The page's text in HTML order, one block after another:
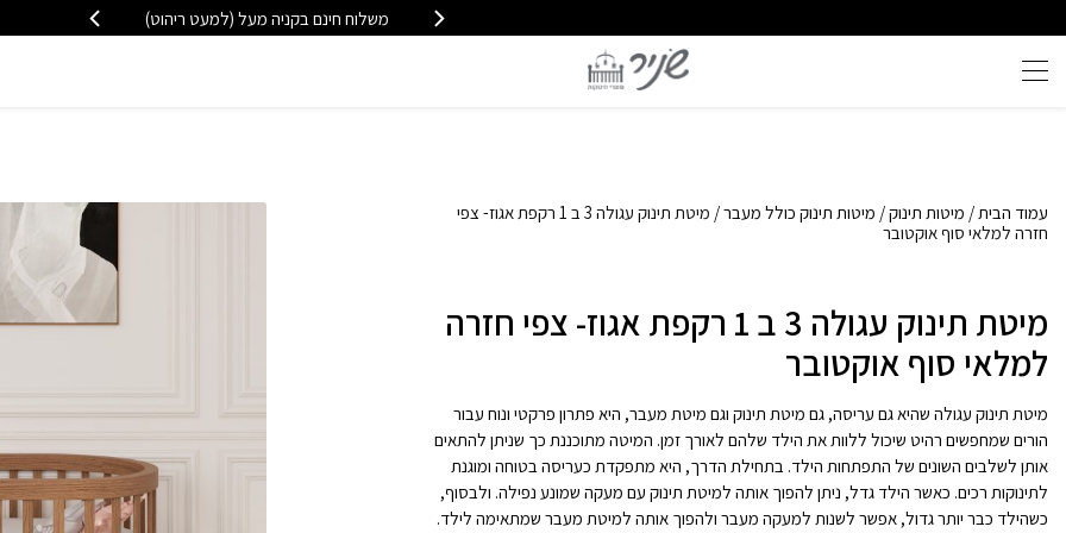
משלוח חינם בקניה מעל (למעט ריהוט)
עמוד הבית/ מיטות תינוק/ מיטות תינוק כולל מעבר
/ מיטת תינוק עגולה 3 ב 1 רקפת אגוז- צפי
חזרה למלאי סוף אוקטובר
מיטת תינוק עגולה 3 ב 1 רקפת אגוז- צפי חזרה
למלאי סוף אוקטובר
מיטת תינוק עגולה שהיא גם עריסה, גם מיטת תינוק וגם מיטת מעבר, היא פתרון פרקטי ונוח עבור
הורים שמחפשים רהיט שיכול ללוות את הילד שלהם לאורך זמן. המיטה מתוכננת כך שניתן להתאים
אותן לשלבים השונים של התפתחות הילד. בתחילת הדרך, היא מתפקדת כעריסה בטוחה ומוגנת
לתינוקות רכים. כאשר הילד גדל, ניתן להפוך אותה למיטת תינוק עם מעקה שמונע נפילה. ולבסוף,
כשהילד כבר יותר גדול, אפשר לשנות למעקה מעבר ולהפוך אותה למיטת מעבר שמתאימה לילד.